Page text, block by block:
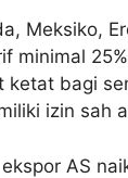
Meksiko,
minimal
bagi
izin sah
AS